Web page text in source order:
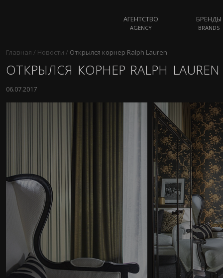
АГЕНТСТВО
AGENCY
БРЕНДЫ
BRANDS
Главная / Новости / Открылся корнер Ralph Lauren
ОТКРЫЛСЯ КОРНЕР RALPH LAUREN
06.07.2017